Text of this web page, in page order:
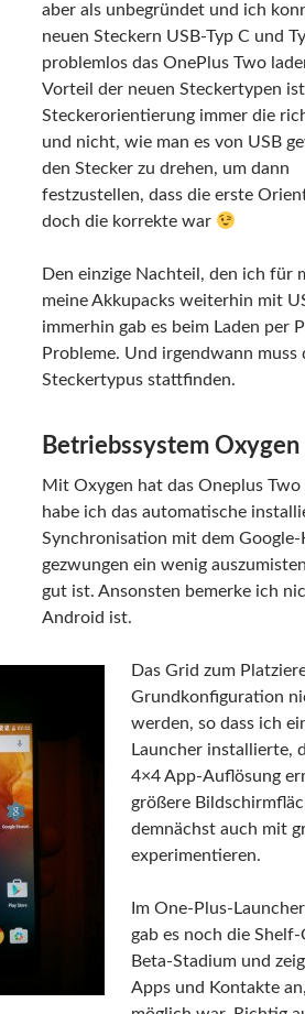
aber als unbegründet und ich
neuen Steckern USB-Typ C und
problemlos das OnePlus Two
Vorteil der neuen Steckertypen
Steckerorientierung immer die
und nicht, wie man es von USB
den Stecker zu drehen, um dann
festzustellen, dass die erste
doch die korrekte war
Den einzige Nachteil, den ich für
meine Akkupacks weiterhin mit
immerhin gab es beim Laden per
Probleme. Und irgendwann muss
Steckertypus stattfinden.
Betriebssystem Oxygen
Mit Oxygen hat das Oneplus
habe ich das automatische
Synchronisation mit dem
gezwungen ein wenig
gut ist. Ansonsten bemerke ich
Android ist.
Das Grid zum
Grundkonfiguration
werden, so dass ich
Launcher installierte,
4×4 App-Auflösung
größere
demnächst auch mit
experimentieren.
Im One-Plus-
gab es noch die
Beta-Stadium und
Apps und Kontakte